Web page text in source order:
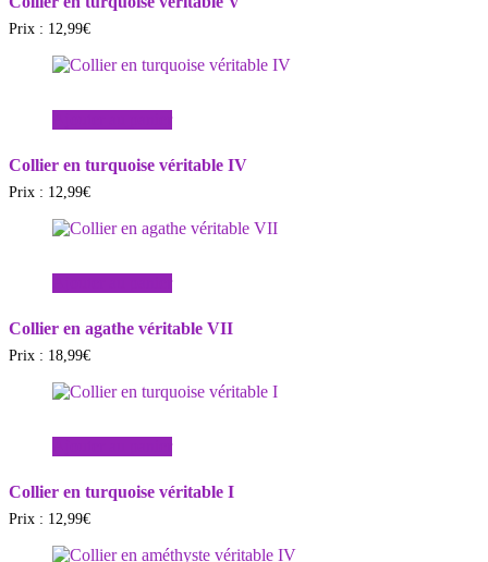
Prix : 12,99€
Collier en turquoise véritable IV
Prix : 12,99€
Collier en agathe véritable VII
Prix : 18,99€
Collier en turquoise véritable I
Prix : 12,99€